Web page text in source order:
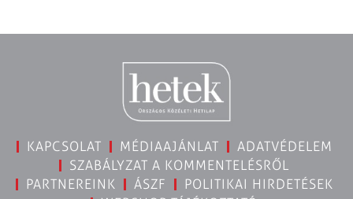
KAPCSOLAT MÉDIAAJÁNLAT
ADATVÉDELEM
SZABÁLYZAT A KOMMENTELÉSRŐL
PARTNEREINK
ÁSZF
POLITIKAI HIRDETÉSEK